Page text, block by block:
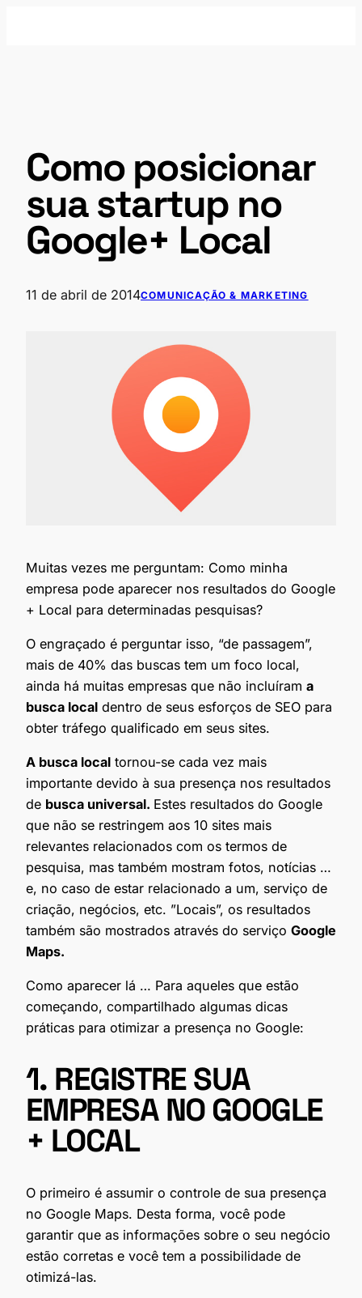
Como posicionar
sua startup no
Google+ Local
11 de abril de 2014COMUNICAÇÃO & MARKETING
Muitas vezes me perguntam: Como minha
empresa pode aparecer nos resultados do Google
+ Local para determinadas pesquisas?
O engraçado é perguntar isso, “de passagem”,
mais de 40% das buscas tem um foco local,
ainda há muitas empresas que não incluíram a
busca local dentro de seus esforços de SEO para
obter tráfego qualificado em seus sites.
A busca local tornou-se cada vez mais
importante devido à sua presença nos resultados
de busca universal. Estes resultados do Google
que não se restringem aos 10 sites mais
relevantes relacionados com os termos de
pesquisa, mas também mostram fotos, notícias …
e, no caso de estar relacionado a um, serviço de
criação, negócios, etc. ”Locais”, os resultados
também são mostrados através do serviço Google
Maps.
Como aparecer lá … Para aqueles que estão
começando, compartilhado algumas dicas
práticas para otimizar a presença no Google:
1. REGISTRE SUA
EMPRESA NO GOOGLE
+ LOCAL
O primeiro é assumir o controle de sua presença
no Google Maps. Desta forma, você pode
garantir que as informações sobre o seu negócio
estão corretas e você tem a possibilidade de
otimizá-las.